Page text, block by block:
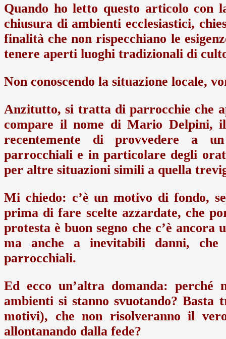
Quando ho letto questo articolo con
chiusura di ambienti ecclesiastici,
finalità che non rispecchiano le
tenere aperti luoghi tradizionali di
Non conoscendo la situazione locale,
Anzitutto, si tratta di parrocchie che
compare il nome di Mario Delpini,
recentemente di provvedere a
parrocchiali e in particolare degli
per altre situazioni simili a quella
Mi chiedo: c’è un motivo di fondo,
prima di fare scelte azzardate, che
protesta è buon segno che c’è
ma anche a inevitabili danni, che
parrocchiali.
Ed ecco un’altra domanda:
ambienti si stanno svuotando?
motivi), che non risolveranno il
allontanando dalla fede?